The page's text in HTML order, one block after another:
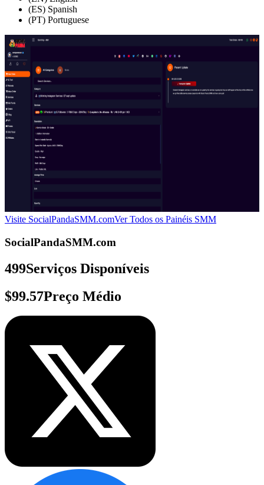
(ES) Spanish
(PT) Portuguese
Visite SocialPandaSMM.comVer Todos os Painéis SMM
SocialPandaSMM.com
499Serviços Disponíveis
$99.57Preço Médio